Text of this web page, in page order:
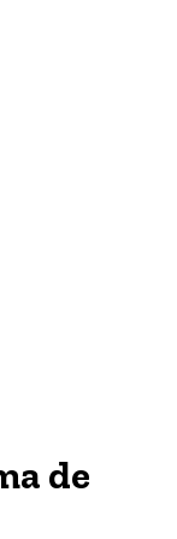
de